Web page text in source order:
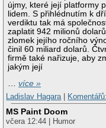
újmy, které její platformy
lidem. S přihlédnutím k
verdiktu tak má
zaplatit 942 milionů
zlomek jejího ročního
činil 60 miliard dolarů.
firmě také nařizuje, aby
jakým její
…více »
Ladislav Hagara
MS Paint Doom
včera 12:44 | Humor